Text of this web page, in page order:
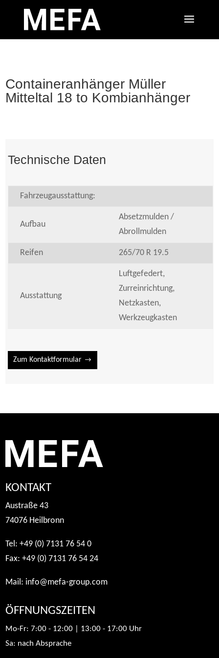
Containeranhänger Müller
Mitteltal 18 to Kombianhänger
Technische Daten
Fahrzeugausstattung:
Aufbau
Absetzmulden /
Abrollmulden
Reifen 265/70 R 19.5
Ausstattung
Luftgefedert,
Zurreinrichtung,
Netzkasten,
Werkzeugkasten
Zum Kontaktformular
KONTAKT
Austraße 43
74076 Heilbronn
Tel: +49 (0) 7131 76 54 0
Fax: +49 (0) 7131 76 54 24
Mail: info@mefa-group.com
ÖFFNUNGSZEITEN
Mo-Fr: 7:00 - 12:00 | 13:00 - 17:00 Uhr
Sa: nach Absprache